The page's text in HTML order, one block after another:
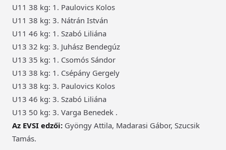
U11 38 kg: 1. Paulovics Kolos
U11 38 kg: 3. Nátrán István
U11 46 kg: 1. Szabó Liliána
U13 32 kg: 3. Juhász Bendegúz
U13 35 kg: 1. Csomós Sándor
U13 38 kg: 1. Csépány Gergely
U13 38 kg: 3. Paulovics Kolos
U13 46 kg: 3. Szabó Liliána
U13 50 kg: 3. Varga Benedek .
Az EVSI edzői: Gyöngy Attila, Madarasi Gábor, Szucsik
Tamás.